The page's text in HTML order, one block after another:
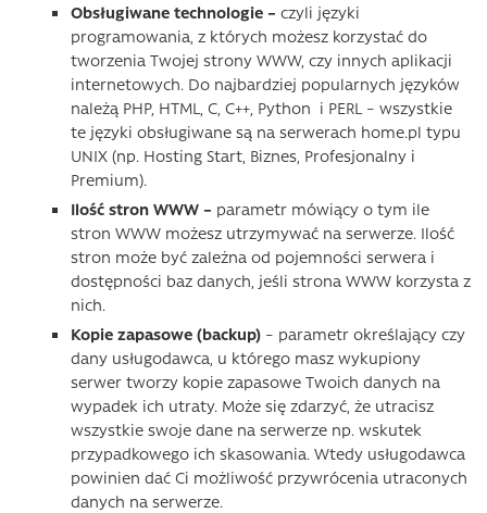
Obsługiwane technologie – czyli języki
programowania, z których możesz korzystać do
tworzenia Twojej strony WWW, czy innych aplikacji
internetowych. Do najbardziej popularnych języków
należą PHP, HTML, C, C++, Python i PERL – wszystkie
te języki obsługiwane są na serwerach home.pl typu
UNIX (np. Hosting Start, Biznes, Profesjonalny i
Premium).
Ilość stron WWW – parametr mówiący o tym ile
stron WWW możesz utrzymywać na serwerze. Ilość
stron może być zależna od pojemności serwera i
dostępności baz danych, jeśli strona WWW korzysta z
nich.
Kopie zapasowe (backup) – parametr określający czy
dany usługodawca, u którego masz wykupiony
serwer tworzy kopie zapasowe Twoich danych na
wypadek ich utraty. Może się zdarzyć, że utracisz
wszystkie swoje dane na serwerze np. wskutek
przypadkowego ich skasowania. Wtedy usługodawca
powinien dać Ci możliwość przywrócenia utraconych
danych na serwerze.